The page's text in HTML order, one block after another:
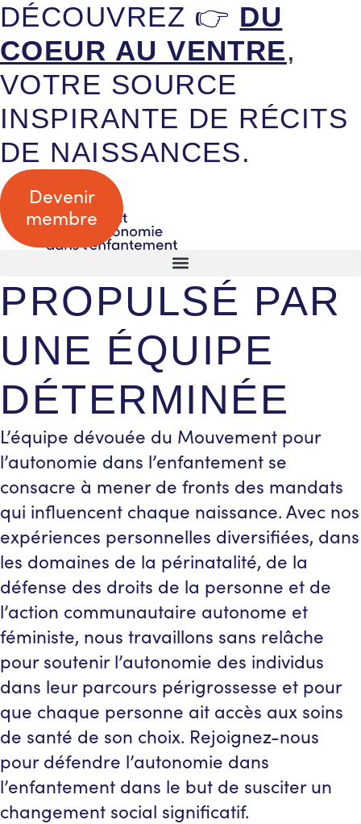
DÉCOUVREZ 👉 DU
COEUR AU VENTRE,
VOTRE SOURCE
INSPIRANTE DE RÉCITS
DE NAISSANCES.
Devenir
membre
PROPULSÉ PAR
UNE ÉQUIPE
DÉTERMINÉE
L’équipe dévouée du Mouvement pour
l’autonomie dans l’enfantement se
consacre à mener de fronts des mandats
qui influencent chaque naissance. Avec nos
expériences personnelles diversifiées, dans
les domaines de la périnatalité, de la
défense des droits de la personne et de
l’action communautaire autonome et
féministe, nous travaillons sans relâche
pour soutenir l’autonomie des individus
dans leur parcours périgrossesse et pour
que chaque personne ait accès aux soins
de santé de son choix. Rejoignez-nous
pour défendre l’autonomie dans
l’enfantement dans le but de susciter un
changement social significatif.